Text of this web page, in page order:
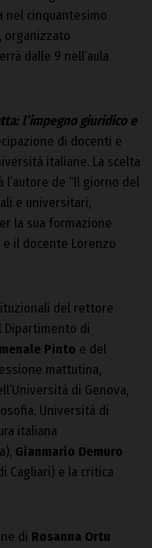
nel cinquantesimo
organizzato
dalle 9 nell’aula
l’impegno giuridico e
di docenti e
italiane. La scelta
l’autore de “Il giorno del
e universitari,
la sua formazione
il docente Lorenzo
del rettore
di
Pinto e del
mattutina,
di Genova,
Università di
italiana
Gianmario Demuro
Cagliari) e la critica
di Rosanna Ortu